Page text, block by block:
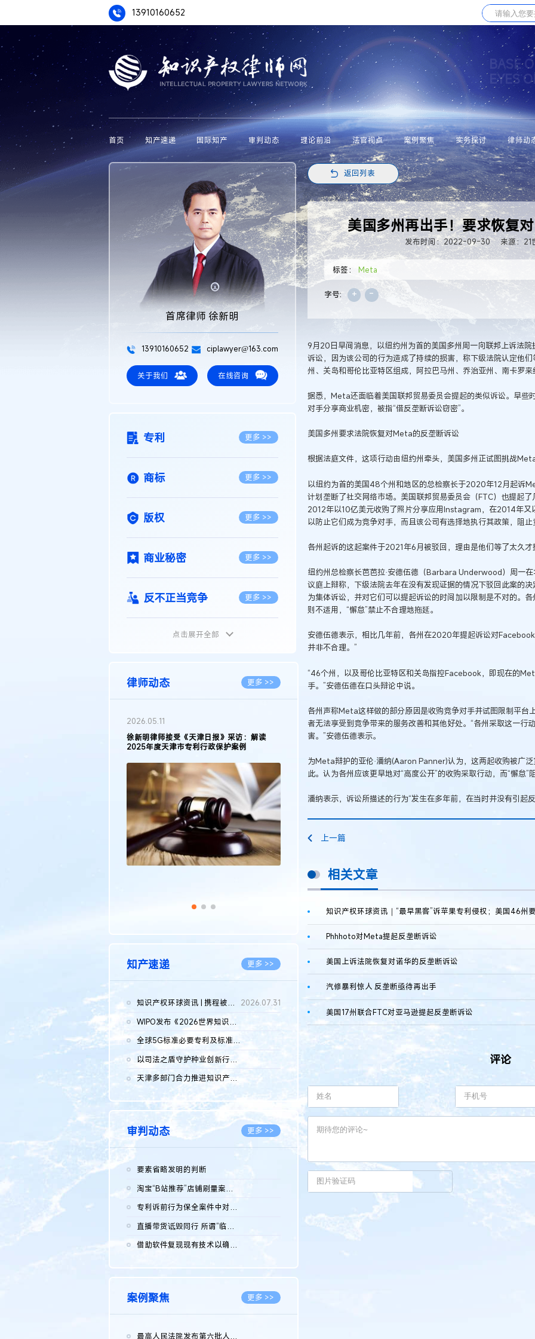
13910160652
BASE
EYES
首页 知产速递 国际知产 审判动态 理论前沿 法官视点 案例聚焦 实务探讨 律师动
首席律师 徐新明
13910160652 ciplawyer@163.com
关于我们 在线咨询
专利 更多 >>
商标 更多 >>
版权 更多 >>
商业秘密 更多 >>
反不正当竞争 更多 >>
植物新品种
地理标志 更多 >>
集成电路布图设计
传统文化 更多 >>
点击展开全部
律师动态 更多 >>
2026.05.11
徐新明律师接受《天津日报》采访：解读
2025年度天津市专利行政保护案例
2026.03.09
著名知识产权律师徐新明接受《中国经营
挑战与应对策略
2026.02.10
知产速递 更多 >>
知识产权环球资讯 | 携程被市监总局罚51.79亿；瑞幸泰国商标案上...
2026.07.31
WIPO发布《2026世界知识产权报告》 含报告全文
全球5G标准必要专利及标准提案研究报告（2026年）全文发布
以司法之盾守护种业创新行稳致远
2026.08.05
天津多部门合力推进知识产权保护工作
2026.08.05
审判动态 更多 >>
要素省略发明的判断
淘宝“B站推荐”店铺刷量案维持原判，两被告连带赔偿150万元
专利诉前行为保全案件中对仿制药申请人曾作出三类声明的考量及违...
直播带货诋毁同行 所谓“临场发挥”不免责
借助软件复现现有技术以确认相关参数特征是否被公开
案例聚焦 更多 >>
最高人民法院发布第六批人民法院种业知识产权司法保护典型案例 含...
返回列表
美国多州再出手！要求恢复
发布时间：2022-09-30 来源：21
标签： Meta
字号: + -
9月20日早间消息，以纽约州为首的美国多州周一向联邦上诉法
诉讼，因为该公司的行为造成了持续的损害，称下级法院认定他
州、关岛和哥伦比亚特区组成，阿拉巴马州、乔治亚州、南卡罗
据悉，Meta还面临着美国联邦贸易委员会提起的类似诉讼。早些
对手分享商业机密，被指“借反垄断诉讼窃密”。
美国多州要求法院恢复对Meta的反垄断诉讼
根据法庭文件，这项行动由纽约州牵头，美国多州正试图挑战
以纽约为首的美国48个州和地区的总检察长于2020年12月起诉
计划垄断了社交网络市场。美国联邦贸易委员会（FTC）也提起
2012年以10亿美元收购了照片分享应用Instagram，在2014年
以防止它们成为竞争对手，而且该公司有选择地执行其政策，阻
各州起诉的这起案件于2021年6月被驳回，理由是他们等了太久才
纽约州总检察长芭芭拉·安德伍德（Barbara Underwood）周一
议庭上辩称，下级法院去年在没有发现证据的情况下驳回此案的
为集体诉讼，并对它们可以提起诉讼的时间加以限制是不对的。
则不适用，“懈怠”禁止不合理地拖延。
安德伍德表示，相比几年前，各州在2020年提起诉讼对
并非不合理。”
“46个州，以及哥伦比亚特区和关岛指控Facebook，即现在的
手。”安德伍德在口头辩论中说。
各州声称Meta这样做的部分原因是收购竞争对手并试图限制平台
者无法享受到竞争带来的服务改善和其他好处。“各州采取这一行
害。”安德伍德表示。
为Meta辩护的亚伦·潘纳(Aaron Panner)认为，这两起收购被广
此。认为各州应该更早地对“高度公开”的收购采取行动，而“懈怠”
潘纳表示，诉讼所描述的行为“发生在多年前，在当时并没有引起
上一篇
相关文章
Phhhoto对Meta提起反垄断诉讼
美国上诉法院恢复对诺华的反垄断诉讼
汽修暴利惊人 反垄断亟待再出手
美国17州联合FTC对亚马逊提起反垄断诉讼
评论